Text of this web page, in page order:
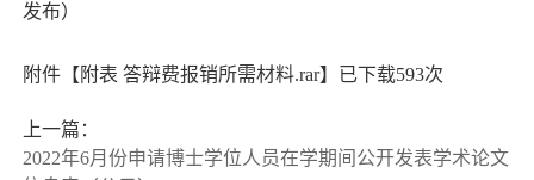
发布）
附件【 附表 答辩费报销所需材料.rar】已下载593次
上一篇：
2022年6月份申请博士学位人员在学期间公开发表学术论文